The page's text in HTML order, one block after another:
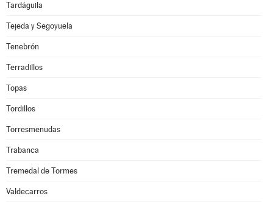
Tardáguila
Tejeda y Segoyuela
Tenebrón
Terradillos
Topas
Tordillos
Torresmenudas
Trabanca
Tremedal de Tormes
Valdecarros